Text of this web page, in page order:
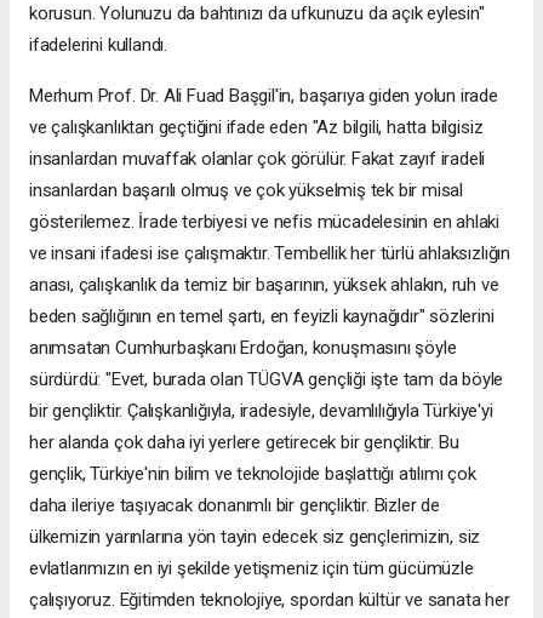
korusun. Yolunuzu da bahtınızı da ufkunuzu da açık eylesin"
ifadelerini kullandı.
Merhum Prof. Dr. Ali Fuad Başgil'in, başarıya giden yolun irade
ve çalışkanlıktan geçtiğini ifade eden "Az bilgili, hatta bilgisiz
insanlardan muvaffak olanlar çok görülür. Fakat zayıf iradeli
insanlardan başarılı olmuş ve çok yükselmiş tek bir misal
gösterilemez. İrade terbiyesi ve nefis mücadelesinin en ahlaki
ve insani ifadesi ise çalışmaktır. Tembellik her türlü ahlaksızlığın
anası, çalışkanlık da temiz bir başarının, yüksek ahlakın, ruh ve
beden sağlığının en temel şartı, en feyizli kaynağıdır" sözlerini
anımsatan Cumhurbaşkanı Erdoğan, konuşmasını şöyle
sürdürdü: "Evet, burada olan TÜGVA gençliği işte tam da böyle
bir gençliktir. Çalışkanlığıyla, iradesiyle, devamlılığıyla Türkiye'yi
her alanda çok daha iyi yerlere getirecek bir gençliktir. Bu
gençlik, Türkiye'nin bilim ve teknolojide başlattığı atılımı çok
daha ileriye taşıyacak donanımlı bir gençliktir. Bizler de
ülkemizin yarınlarına yön tayin edecek siz gençlerimizin, siz
evlatlarımızın en iyi şekilde yetişmeniz için tüm gücümüzle
çalışıyoruz. Eğitimden teknolojiye, spordan kültür ve sanata her